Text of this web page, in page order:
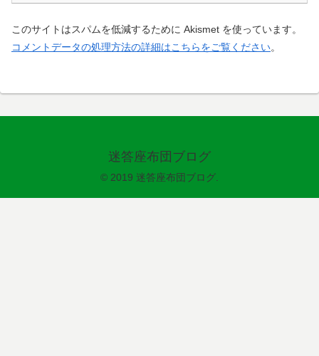
このサイトはスパムを低減するために Akismet を使っています。
コメントデータの処理方法の詳細はこちらをご覧ください。
迷答座布団ブログ
© 2019 迷答座布団ブログ.